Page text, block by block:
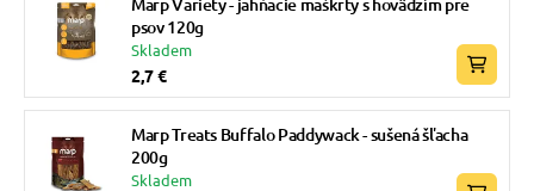
psov 120g
Skladem
2,7 €
Marp Treats Buffalo Paddywack - sušená šľacha
200g
Skladem